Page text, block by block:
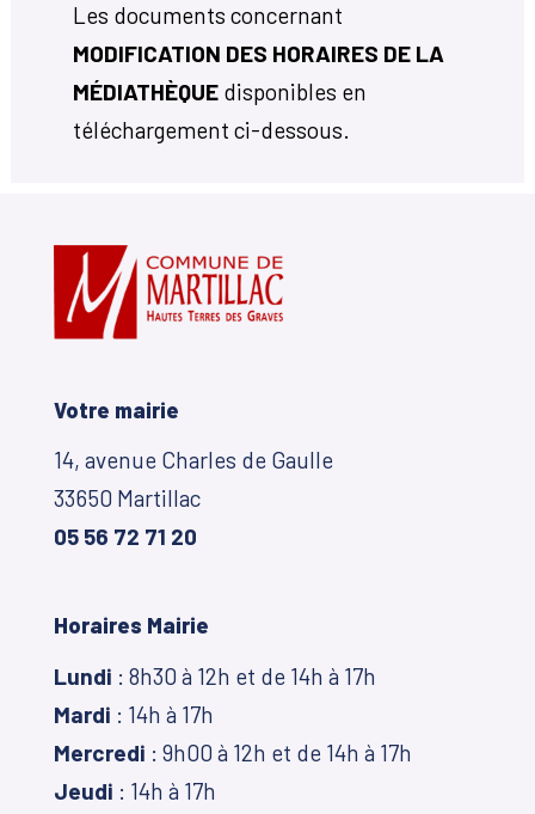
Les documents concernant
MODIFICATION DES HORAIRES DE LA
MÉDIATHÈQUE disponibles en
téléchargement ci-dessous.
Votre mairie
14, avenue Charles de Gaulle
33650 Martillac
05 56 72 71 20
Horaires Mairie
Lundi : 8h30 à 12h et de 14h à 17h
Mardi : 14h à 17h
Mercredi : 9h00 à 12h et de 14h à 17h
Jeudi : 14h à 17h